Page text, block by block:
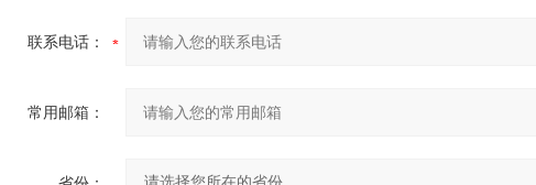
联系电话：
常用邮箱：